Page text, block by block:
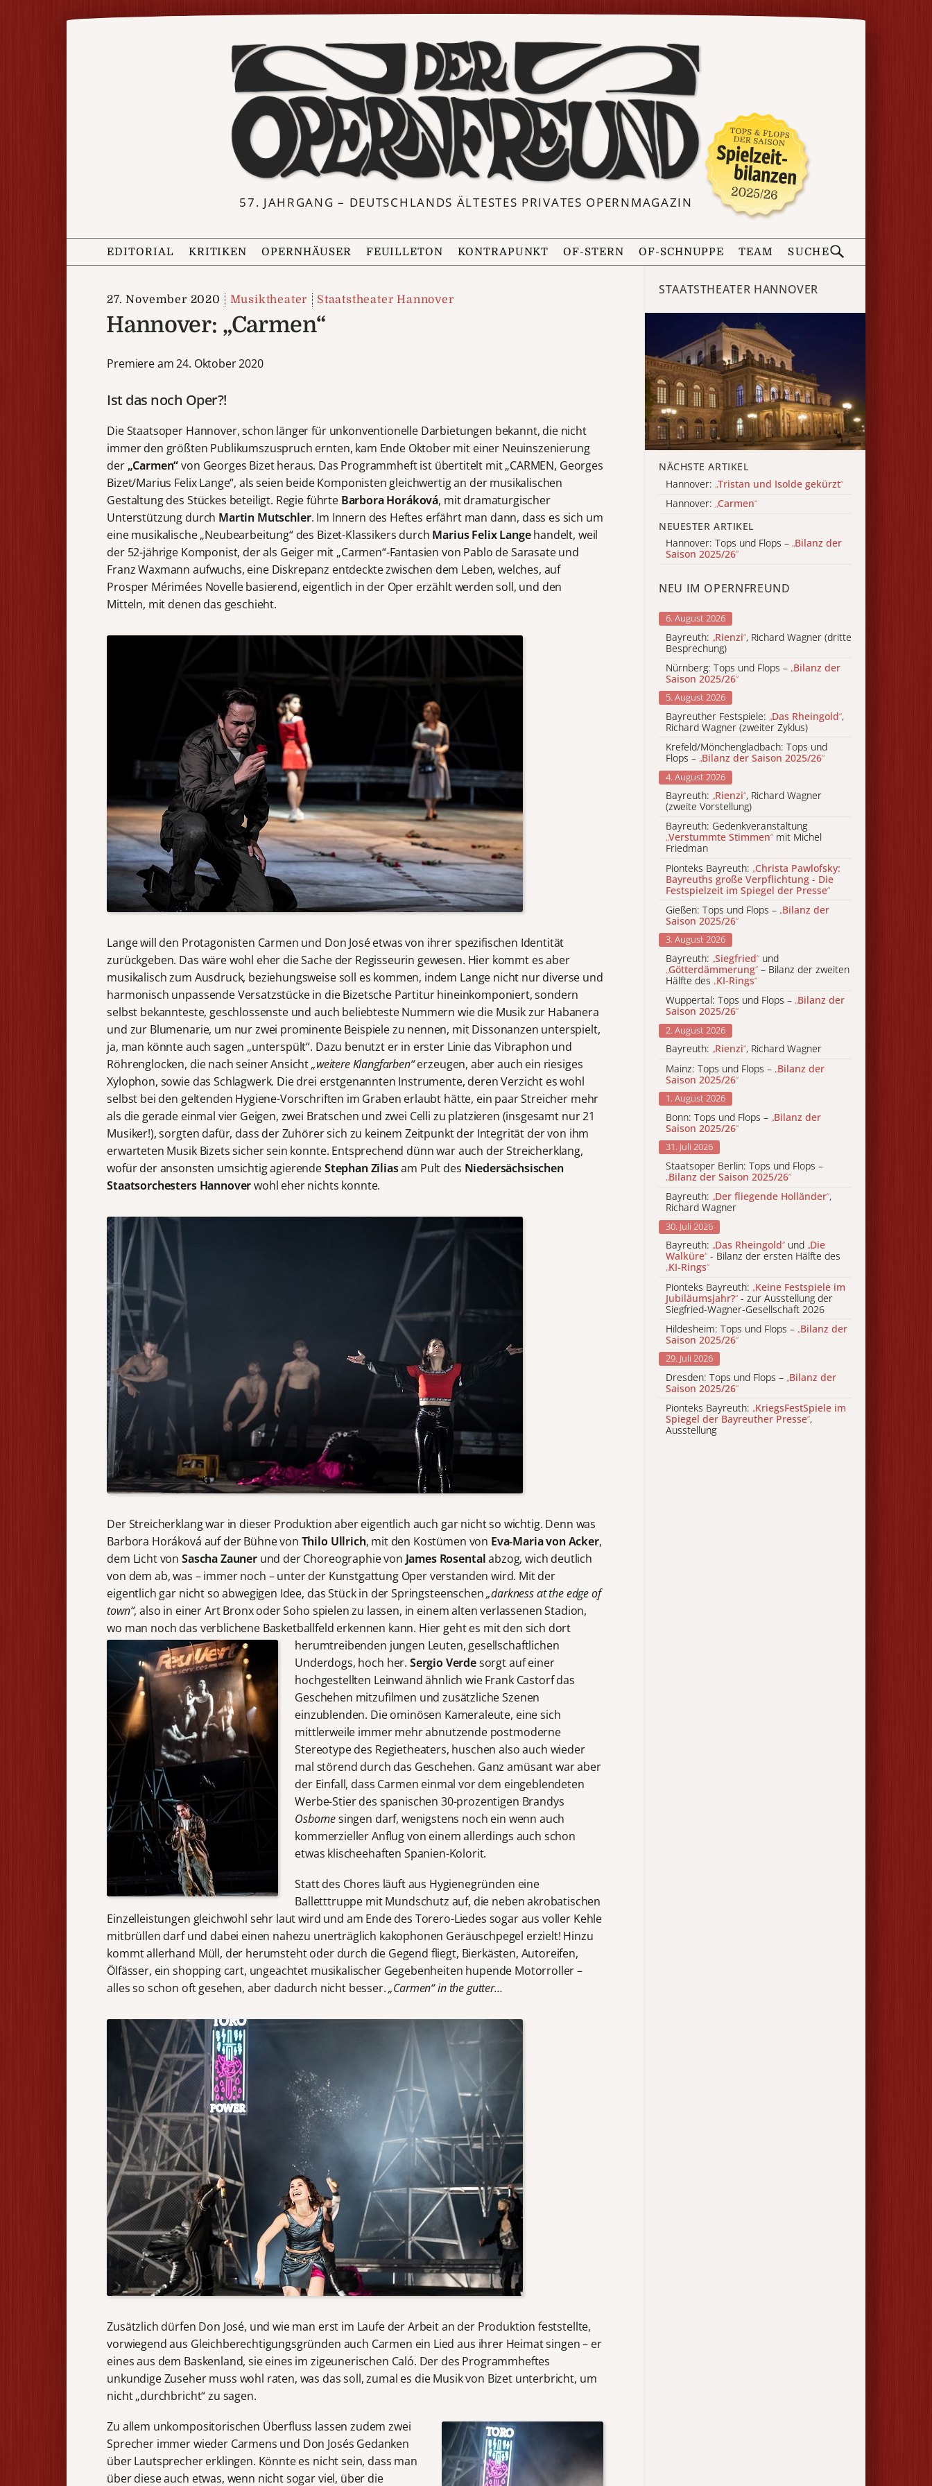
57. JAHRGANG – DEUTSCHLANDS ÄLTESTES PRIVATES OPERNMAGAZIN
EDITORIAL KRITIKEN OPERNHÄUSER FEUILLETON KONTRAPUNKT OF-STERN OF-SCHNUPPE TEAM SUCHE
27. November 2020 Musiktheater Staatstheater Hannover
Hannover: „Carmen“
Premiere am 24. Oktober 2020
Ist das noch Oper?!
Die Staatsoper Hannover, schon länger für unkonventionelle Darbietungen bekannt, die nicht
immer den größten Publikumszuspruch ernten, kam Ende Oktober mit einer Neuinszenierung
der „Carmen“von Georges Bizet heraus. Das Programmheft ist übertitelt mit „CARMEN, Georges
Bizet/Marius Felix Lange“, als seien beide Komponisten gleichwertig an der musikalischen
Gestaltung des Stückes beteiligt. Regie führte Barbora Horáková, mit dramaturgischer
Unterstützung durch Martin Mutschler. Im Innern des Heftes erfährt man dann, dass es sich um
eine musikalische „Neubearbeitung“ des Bizet-Klassikers durch Marius Felix Langehandelt, weil
der 52-jährige Komponist, der als Geiger mit „Carmen“-Fantasien von Pablo de Sarasate und
Franz Waxmann aufwuchs, eine Diskrepanz entdeckte zwischen dem Leben, welches, auf
Prosper Mérimées Novelle basierend, eigentlich in der Oper erzählt werden soll, und den
Mitteln, mit denen das geschieht.
Lange will den Protagonisten Carmen und Don José etwas von ihrer spezifischen Identität
zurückgeben. Das wäre wohl eher die Sache der Regisseurin gewesen. Hier kommt es aber
musikalisch zum Ausdruck, beziehungsweise soll es kommen, indem Lange nicht nur diverse und
harmonisch unpassende Versatzstücke in die Bizetsche Partitur hineinkomponiert, sondern
selbst bekannteste, geschlossenste und auch beliebteste Nummern wie die Musik zur Habanera
und zur Blumenarie, um nur zwei prominente Beispiele zu nennen, mit Dissonanzen unterspielt,
ja, man könnte auch sagen „unterspült“. Dazu benutzt er in erster Linie das Vibraphon und
Röhrenglocken, die nach seiner Ansicht„weitere Klangfarben“erzeugen, aber auch ein riesiges
Xylophon, sowie das Schlagwerk. Die drei erstgenannten Instrumente, deren Verzicht es wohl
selbst bei den geltenden Hygiene-Vorschriften im Graben erlaubt hätte, ein paar Streicher mehr
als die gerade einmal vier Geigen, zwei Bratschen und zwei Celli zu platzieren (insgesamt nur 21
Musiker!), sorgten dafür, dass der Zuhörer sich zu keinem Zeitpunkt der Integrität der von ihm
erwarteten Musik Bizets sicher sein konnte. Entsprechend dünn war auch der Streicherklang,
wofür der ansonsten umsichtig agierendeStephan Ziliasam Pult des Niedersächsischen
Staatsorchesters Hannoverwohl eher nichts konnte.
Der Streicherklang war in dieser Produktion aber eigentlich auch gar nicht so wichtig. Denn was
Barbora Horáková auf der Bühne von Thilo Ullrich, mit den Kostümen von Eva-Maria von Acker,
dem Licht von Sascha Zaunerund der Choreographie von James Rosentalabzog, wich deutlich
von dem ab, was – immer noch – unter der Kunstgattung Oper verstanden wird. Mit der
eigentlich gar nicht so abwegigen Idee, das Stück in der Springsteenschen„darkness at the edge of
town“, also in einer Art Bronx oder Soho spielen zu lassen, in einem alten verlassenen Stadion,
wo man noch das verblichene Basketballfeld erkennen kann. Hier geht es mit den sich dort
herumtreibenden jungen Leuten, gesellschaftlichen
Underdogs, hoch her. Sergio Verdesorgt auf einer
hochgestellten Leinwand ähnlich wie Frank Castorf das
Geschehen mitzufilmen und zusätzliche Szenen
einzublenden. Die ominösen Kameraleute, eine sich
mittlerweile immer mehr abnutzende postmoderne
Stereotype des Regietheaters, huschen also auch wieder
mal störend durch das Geschehen. Ganz amüsant war aber
der Einfall, dass Carmen einmal vor dem eingeblendeten
Werbe-Stier des spanischen 30-prozentigen Brandys
Osbornesingen darf, wenigstens noch ein wenn auch
kommerzieller Anflug von einem allerdings auch schon
etwas klischeehaften Spanien-Kolorit.
Statt des Chores läuft aus Hygienegründen eine
Balletttruppe mit Mundschutz auf, die neben akrobatischen
Einzelleistungen gleichwohl sehr laut wird und am Ende des Torero-Liedes sogar aus voller Kehle
mitbrüllen darf und dabei einen nahezu unerträglich kakophonen Geräuschpegel erzielt! Hinzu
kommt allerhand Müll, der herumsteht oder durch die Gegend fliegt, Bierkästen, Autoreifen,
Ölfässer, ein shopping cart, ungeachtet musikalischer Gegebenheiten hupende Motorroller –
alles so schon oft gesehen, aber dadurch nicht besser.„Carmen“ in the gutter…
Zusätzlich dürfen Don José, und wie man erst im Laufe der Arbeit an der Produktion feststellte,
vorwiegend aus Gleichberechtigungsgründen auch Carmen ein Lied aus ihrer Heimat singen – er
eines aus dem Baskenland, sie eines im zigeunerischen Caló. Der des Programmheftes
unkundige Zuseher muss wohl raten, was das soll, zumal es die Musik von Bizet unterbricht, um
nicht „durchbricht“ zu sagen.
Zu allem unkompositorischen Überfluss lassen zudem zwei
Sprecher immer wieder Carmens und Don Josés Gedanken
über Lautsprecher erklingen. Könnte es nicht sein, dass man
über diese auch etwas, wenn nicht sogar viel, über die
STAATSTHEATER HANNOVER
NÄCHSTE ARTIKEL
Hannover: „Tristan und Isolde gekürzt“
Hannover: „Carmen“
NEUESTER ARTIKEL
Hannover: Tops und Flops – „Bilanz der
Saison 2025/26“
NEU IM OPERNFREUND
6. August 2026
Bayreuth: „Rienzi“, Richard Wagner (dritte
Besprechung)
Nürnberg: Tops und Flops – „Bilanz der
Saison 2025/26“
5. August 2026
Bayreuther Festspiele: „Das Rheingold“,
Richard Wagner (zweiter Zyklus)
Krefeld/Mönchengladbach: Tops und
Flops – „Bilanz der Saison 2025/26“
4. August 2026
Bayreuth: „Rienzi“, Richard Wagner
(zweite Vorstellung)
Bayreuth: Gedenkveranstaltung
„Verstummte Stimmen“ mit Michel
Friedman
Pionteks Bayreuth: „Christa Pawlofsky:
Bayreuths große Verpflichtung - Die
Festspielzeit im Spiegel der Presse“
Gießen: Tops und Flops – „Bilanz der
Saison 2025/26“
3. August 2026
Bayreuth: „Siegfried“ und
„Götterdämmerung“ – Bilanz der zweiten
Hälfte des „KI-Rings“
Wuppertal: Tops und Flops – „Bilanz der
Saison 2025/26“
2. August 2026
Bayreuth: „Rienzi“, Richard Wagner
Mainz: Tops und Flops – „Bilanz der
Saison 2025/26“
1. August 2026
Bonn: Tops und Flops – „Bilanz der
Saison 2025/26“
31. Juli 2026
Staatsoper Berlin: Tops und Flops –
„Bilanz der Saison 2025/26“
Bayreuth: „Der fliegende Holländer“,
Richard Wagner
30. Juli 2026
Bayreuth: „Das Rheingold“ und „Die
Walküre“ - Bilanz der ersten Hälfte des
„KI-Rings“
Pionteks Bayreuth: „Keine Festspiele im
Jubiläumsjahr?“ - zur Ausstellung der
Siegfried-Wagner-Gesellschaft 2026
Hildesheim: Tops und Flops – „Bilanz der
Saison 2025/26“
29. Juli 2026
Dresden: Tops und Flops – „Bilanz der
Saison 2025/26“
Pionteks Bayreuth: „KriegsFestSpiele im
Spiegel der Bayreuther Presse“,
Ausstellung